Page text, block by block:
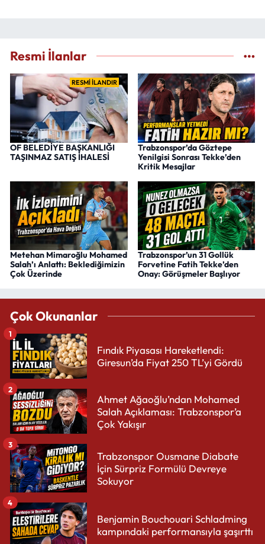
Resmi İlanlar
RESMİ İLANDIR
OF BELEDİYE BAŞKANLIĞI
TAŞINMAZ SATIŞ İHALESİ
Trabzonspor’da Göztepe
Yenilgisi Sonrası Tekke’den
Kritik Mesajlar
Metehan Mimaroğlu Mohamed
Salah’ı Anlattı: Beklediğimizin
Çok Üzerinde
Trabzonspor’un 31 Gollük
Forvetine Fatih Tekke’den
Onay: Görüşmeler Başlıyor
Çok Okunanlar
Fındık Piyasası Hareketlendi:
Giresun’da Fiyat 250 TL’yi Gördü
1
Ahmet Ağaoğlu’ndan Mohamed
Salah Açıklaması: Trabzonspor’a
Çok Yakışır
2
Trabzonspor Ousmane Diabate
İçin Sürpriz Formülü Devreye
Sokuyor
3
Benjamin Bouchouari Schladming
kampındaki performansıyla şaşırttı
4